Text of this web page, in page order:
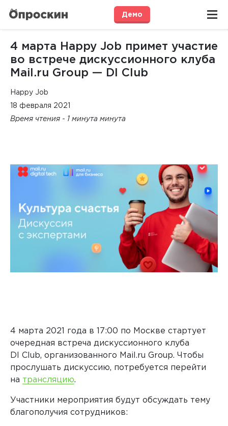
Демо
4 марта Happy Job примет участие
во встрече дискуссионного клуба
Mail.ru Group — DI Club
Happy Job
18 февраля 2021
Время чтения - 1 минута минута
4 марта 2021 года в 17:00 по Москве стартует
очередная встреча дискуссионного клуба
DI Club, организованного Mail.ru Group. Чтобы
прослушать дискуссию, потребуется перейти
на трансляцию.
Участники мероприятия будут обсуждать тему
благополучия сотрудников: